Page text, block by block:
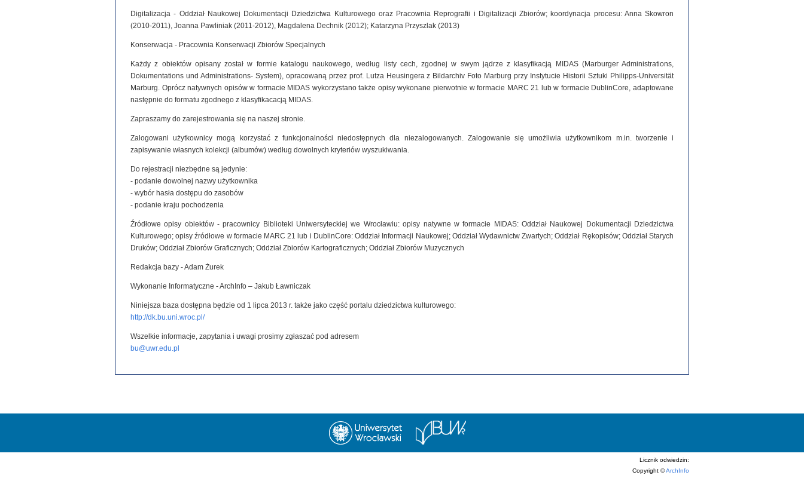
Digitalizacja - Oddział Naukowej Dokumentacji Dziedzictwa Kulturowego oraz Pracownia Reprografii i Digitalizacji Zbiorów; koordynacja procesu: Anna Skowron
(2010-2011), Joanna Pawliniak (2011-2012), Magdalena Dechnik (2012); Katarzyna Przyszlak (2013)
Konserwacja - Pracownia Konserwacji Zbiorów Specjalnych
Każdy z obiektów opisany został w formie katalogu naukowego, według listy cech, zgodnej w swym jądrze z klasyfikacją MIDAS (Marburger Administrations,
Dokumentations und Administrations- System), opracowaną przez prof. Lutza Heusingera z Bildarchiv Foto Marburg przy Instytucie Historii Sztuki Philipps-Universität
Marburg. Oprócz natywnych opisów w formacie MIDAS wykorzystano także opisy wykonane pierwotnie w formacie MARC 21 lub w formacie DublinCore, adaptowane
następnie do formatu zgodnego z klasyfikacacją MIDAS.
Zapraszamy do zarejestrowania się na naszej stronie.
Zalogowani użytkownicy mogą korzystać z funkcjonalności niedostępnych dla niezalogowanych. Zalogowanie się umożliwia użytkownikom m.in. tworzenie i
zapisywanie własnych kolekcji (albumów) według dowolnych kryteriów wyszukiwania.
Do rejestracji niezbędne są jedynie:
- podanie dowolnej nazwy użytkownika
- wybór hasła dostępu do zasobów
- podanie kraju pochodzenia
Źródłowe opisy obiektów - pracownicy Biblioteki Uniwersyteckiej we Wrocławiu: opisy natywne w formacie MIDAS: Oddział Naukowej Dokumentacji Dziedzictwa
Kulturowego; opisy źródłowe w formacie MARC 21 lub i DublinCore: Oddział Informacji Naukowej; Oddział Wydawnictw Zwartych; Oddział Rękopisów; Oddział Starych
Druków; Oddział Zbiorów Graficznych; Oddział Zbiorów Kartograficznych; Oddział Zbiorów Muzycznych
Redakcja bazy - Adam Żurek
Wykonanie Informatyczne - ArchInfo – Jakub Ławniczak
Niniejsza baza dostępna będzie od 1 lipca 2013 r. także jako część portalu dziedzictwa kulturowego:
http://dk.bu.uni.wroc.pl/
Wszelkie informacje, zapytania i uwagi prosimy zgłaszać pod adresem
bu@uwr.edu.pl
Licznik odwiedzin:
Copyright ©ArchInfo